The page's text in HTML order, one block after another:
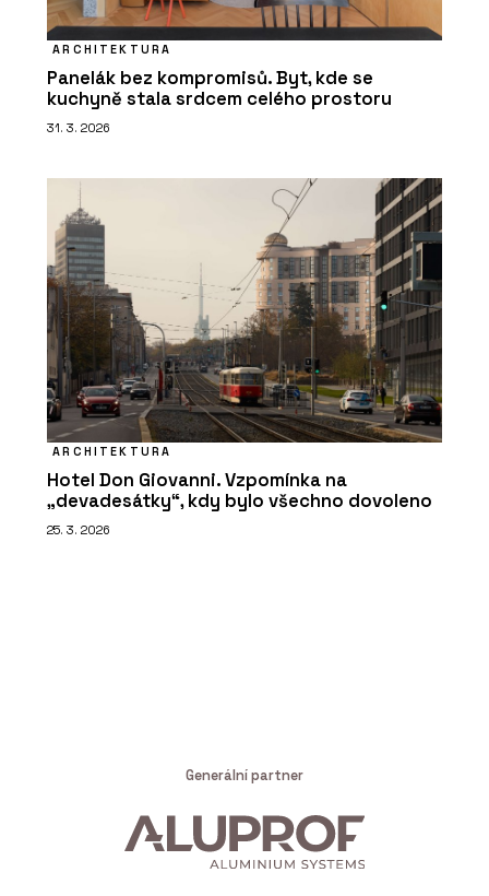
ARCHITEKTURA
Panelák bez kompromisů. Byt, kde se
kuchyně stala srdcem celého prostoru
31. 3. 2026
ARCHITEKTURA
Hotel Don Giovanni. Vzpomínka na
„devadesátky“, kdy bylo všechno dovoleno
25. 3. 2026
Generální partner